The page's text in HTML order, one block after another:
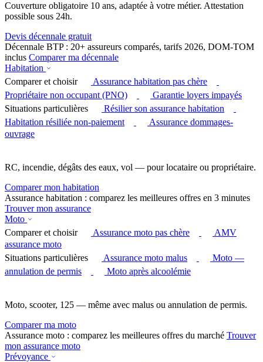
Couverture obligatoire 10 ans, adaptée à votre métier. Attestation
possible sous 24h.
Devis décennale gratuit
Décennale BTP : 20+ assureurs comparés, tarifs 2026, DOM-TOM
inclus Comparer ma décennale
Habitation
Comparer et choisir
Assurance habitation pas chère
Propriétaire non occupant (PNO)
Garantie loyers impayés
Situations particulières
Résilier son assurance habitation
Habitation résiliée non-paiement
Assurance dommages-
ouvrage
RC, incendie, dégâts des eaux, vol — pour locataire ou propriétaire.
Comparer mon habitation
Assurance habitation : comparez les meilleures offres en 3 minutes
Trouver mon assurance
Moto
Comparer et choisir
Assurance moto pas chère
AMV
assurance moto
Situations particulières
Assurance moto malus
Moto —
annulation de permis
Moto après alcoolémie
Moto, scooter, 125 — même avec malus ou annulation de permis.
Comparer ma moto
Assurance moto : comparez les meilleures offres du marché Trouver
mon assurance moto
Prévoyance